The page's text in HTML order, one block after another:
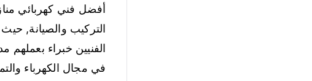
أفضل فني كهربائي
التركيب والصيانة,
الفنيين خبراء بعملهم
في مجال الكهرباء